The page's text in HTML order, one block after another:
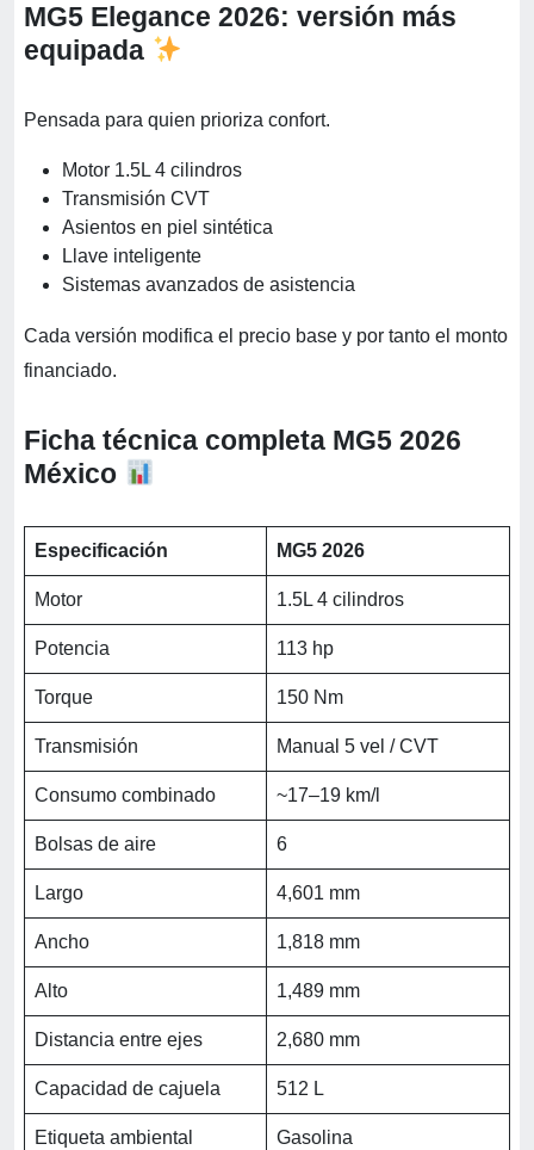
MG5 Elegance 2026: versión más
equipada
Pensada para quien prioriza confort.
Motor 1.5L 4 cilindros
Transmisión CVT
Asientos en piel sintética
Llave inteligente
Sistemas avanzados de asistencia
Cada versión modifica el precio base y por tanto el monto
financiado.
Ficha técnica completa MG5 2026
México
Especificación MG5 2026
Motor 1.5L 4 cilindros
Potencia 113 hp
Torque 150 Nm
Transmisión Manual 5 vel / CVT
Consumo combinado ~17–19 km/l
Bolsas de aire 6
Largo 4,601 mm
Ancho 1,818 mm
Alto 1,489 mm
Distancia entre ejes 2,680 mm
Capacidad de cajuela 512 L
Etiqueta ambiental Gasolina